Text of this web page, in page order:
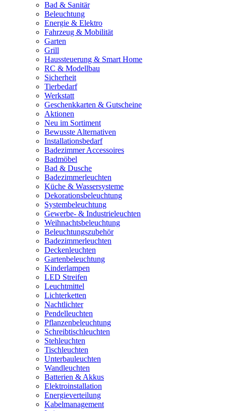
Bad & Sanitär
Beleuchtung
Energie & Elektro
Fahrzeug & Mobilität
Garten
Grill
Haussteuerung & Smart Home
RC & Modellbau
Sicherheit
Tierbedarf
Werkstatt
Geschenkkarten & Gutscheine
Aktionen
Neu im Sortiment
Bewusste Alternativen
Installationsbedarf
Badezimmer Accessoires
Badmöbel
Bad & Dusche
Badezimmerleuchten
Küche & Wassersysteme
Dekorationsbeleuchtung
Systembeleuchtung
Gewerbe- & Industrieleuchten
Weihnachtsbeleuchtung
Beleuchtungszubehör
Badezimmerleuchten
Deckenleuchten
Gartenbeleuchtung
Kinderlampen
LED Streifen
Leuchtmittel
Lichterketten
Nachtlichter
Pendelleuchten
Pflanzenbeleuchtung
Schreibtischleuchten
Stehleuchten
Tischleuchten
Unterbauleuchten
Wandleuchten
Batterien & Akkus
Elektroinstallation
Energieverteilung
Kabelmanagement